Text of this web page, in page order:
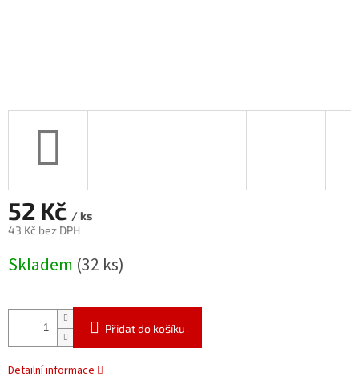
52 Kč / ks
43 Kč bez DPH
cena:
Skladem (32 ks)
Přidat do košíku
Detailní informace